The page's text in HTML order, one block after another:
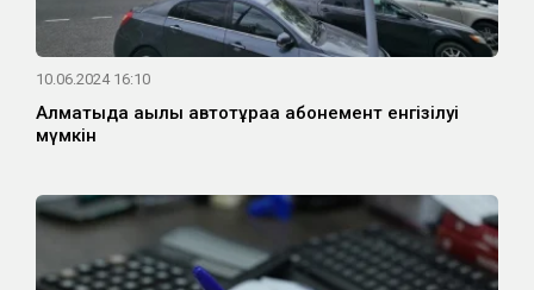
10.06.2024 16:10
Алматыда ақылы автотұраққа абонемент енгізілуі
мүмкін